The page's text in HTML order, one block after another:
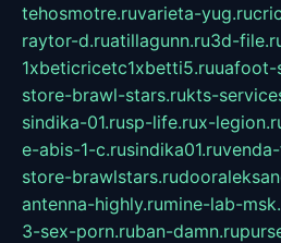
tehosmotre.ruvarieta-yug.ru
raytor-d.ruatillagunn.ru3d-
1xbeticricetc1xbetti5.ruuafoot-
store-brawl-stars.rukts-
sindika-01.rusp-life.rux-
e-abis-1-c.rusindika01.ru
store-brawlstars.ru
antenna-highly.rumine-lab-
3-sex-porn.ruban-damn.ru